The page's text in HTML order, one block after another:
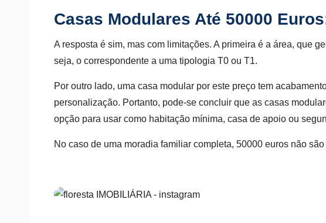
Casas Modulares Até 50000
A resposta é sim, mas com limitações. A primeira é a área, que
seja, o correspondente a uma tipologia T0 ou T1.
Por outro lado, uma casa modular por este preço tem
personalização. Portanto, pode-se concluir que as casas
opção para usar como habitação mínima, casa de apoio ou
No caso de uma moradia familiar completa, 50000 euros não